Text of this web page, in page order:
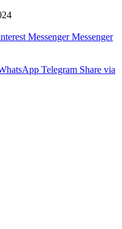
Messenger Messenger
Telegram Share via